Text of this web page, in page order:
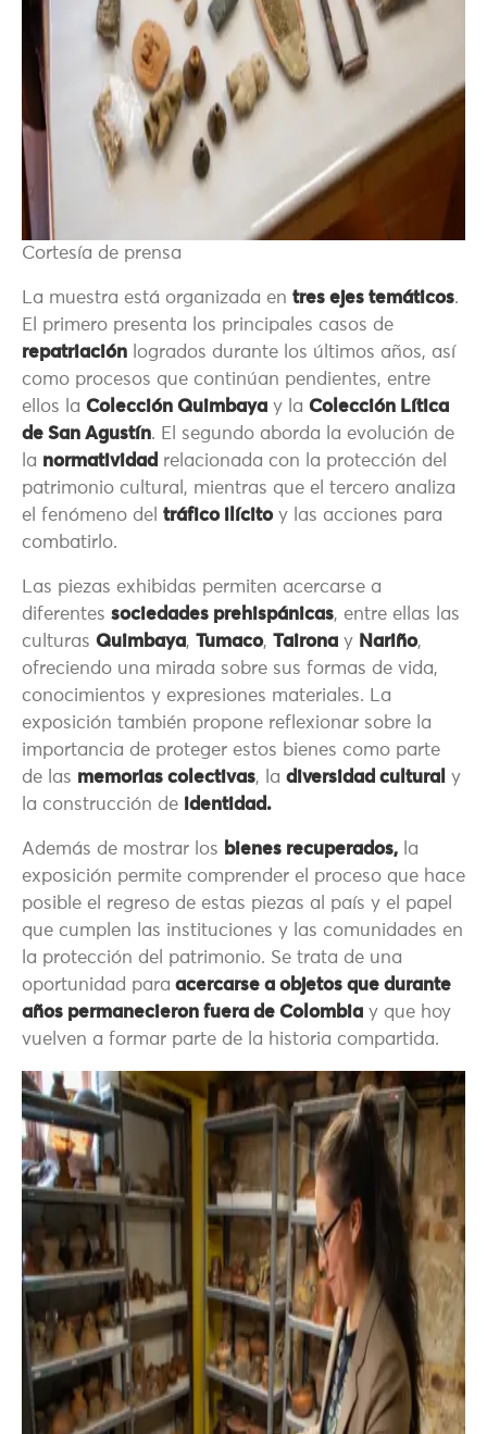
Cortesía de prensa
La muestra está organizada en tres ejes temáticos.
El primero presenta los principales casos de
repatriación logrados durante los últimos años, así
como procesos que continúan pendientes, entre
ellos la Colección Quimbaya y la Colección Lítica
de San Agustín. El segundo aborda la evolución de
la normatividad relacionada con la protección del
patrimonio cultural, mientras que el tercero analiza
el fenómeno del tráfico ilícitoy las acciones para
combatirlo.
Las piezas exhibidas permiten acercarse a
diferentes sociedades prehispánicas, entre ellas las
culturas Quimbaya, Tumaco, Tairona y Nariño,
ofreciendo una mirada sobre sus formas de vida,
conocimientos y expresiones materiales. La
exposición también propone reflexionar sobre la
importancia de proteger estos bienes como parte
de las memorias colectivas, la diversidad cultural y
la construcción de identidad.
Además de mostrar los bienes recuperados, la
exposición permite comprender el proceso que hace
posible el regreso de estas piezas al país y el papel
que cumplen las instituciones y las comunidades en
la protección del patrimonio. Se trata de una
oportunidad para acercarse a objetos que durante
años permanecieron fuera de Colombia y que hoy
vuelven a formar parte de la historia compartida.